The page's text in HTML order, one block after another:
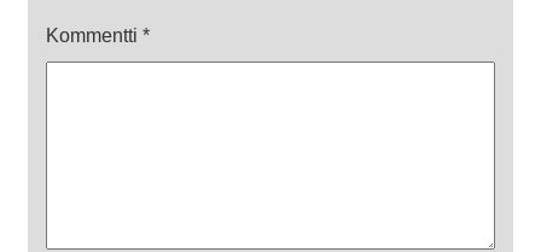
Kommentti *